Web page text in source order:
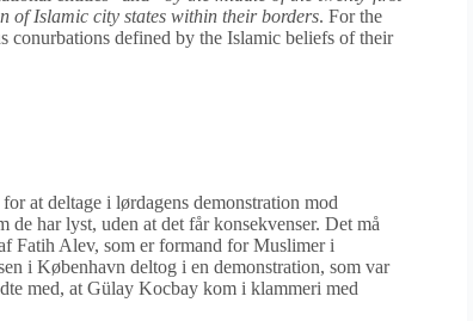
of Islamic city states within their borders. For the
conurbations defined by the Islamic beliefs of their
at deltage i lørdagens demonstration mod
har lyst, uden at det får konsekvenser. Det må
Fatih Alev, som er formand for Muslimer i
i København deltog i en demonstration, som var
med, at Gülay Kocbay kom i klammeri med